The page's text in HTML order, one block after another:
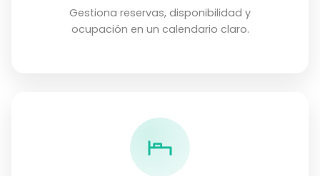
Gestiona reservas, disponibilidad y
ocupación en un calendario claro.